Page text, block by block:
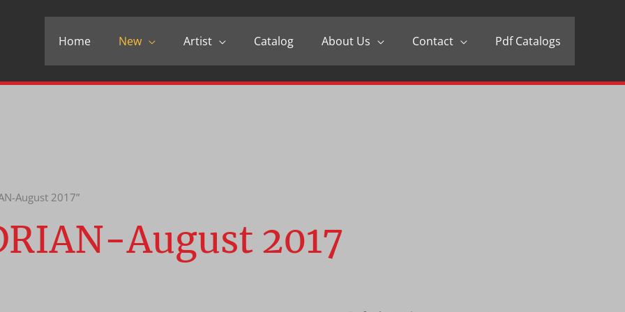
Home New Artist Catalog About Us Contact Pdf Catalogs
August 2017”
August 2017